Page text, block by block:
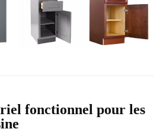
fonctionnel pour les